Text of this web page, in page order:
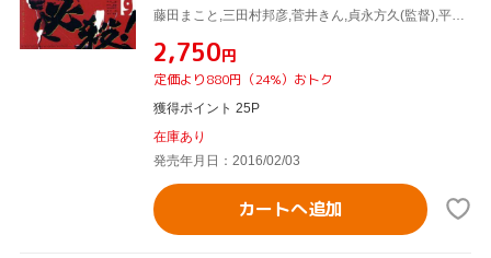
藤田まこと,三田村邦彦,菅井きん,貞永方久(監督),平尾昌晃(音楽)
¥2,750円
定価より880円（24%）おトク
獲得ポイント 25P
在庫あり
発売年月日：2016/02/03
カートへ追加